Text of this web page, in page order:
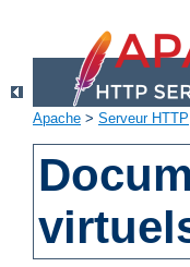
Apache > Serveur HTTP